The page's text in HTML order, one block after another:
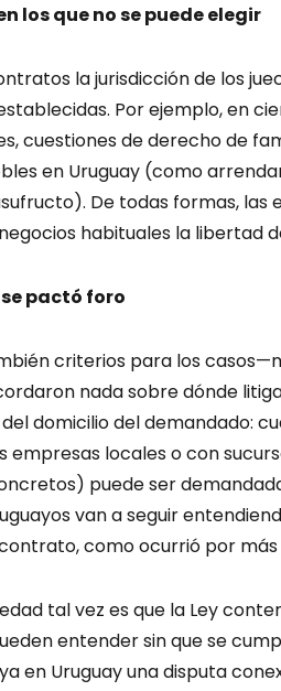
los que no se puede elegir
la jurisdicción de los
Por ejemplo, en
cuestiones de derecho de
en Uruguay (como
De todas formas, las
habituales la libertad
pactó foro
criterios para los
nada sobre dónde
domicilio del demandado:
empresas locales o con
puede ser
van a seguir
como ocurrió por más
tal vez es que la Ley
entender sin que se
en Uruguay una disputa